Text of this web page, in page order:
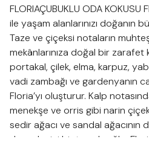
FLORIAÇUBUKLU ODA
ile yaşam alanlarınızı doğanın
Taze ve çiçeksi notaların
mekânlarınıza doğal bir zarafet
portakal, çilek, elma, karpuz,
vadi zambağı ve gardenyanın
Floria’yı oluşturur. Kalp
menekşe ve orris gibi narin
sedir ağacı ve sandal ağacının
dengeleyici bir temel